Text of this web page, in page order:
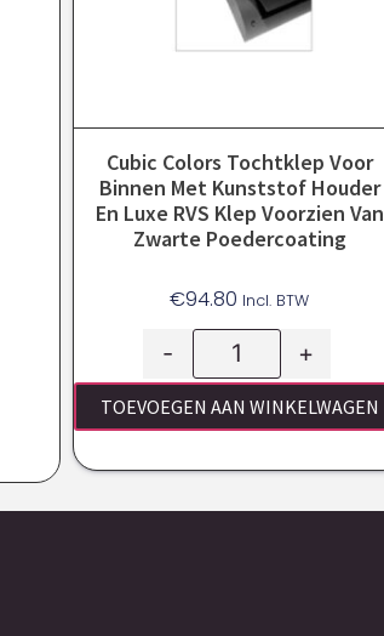
Cubic Colors Tochtklep Voor
Binnen Met Kunststof Houder
En Luxe RVS Klep Voorzien Van
Zwarte Poedercoating
€94.80 Incl. BTW
- +
TOEVOEGEN AAN WINKELWAGEN